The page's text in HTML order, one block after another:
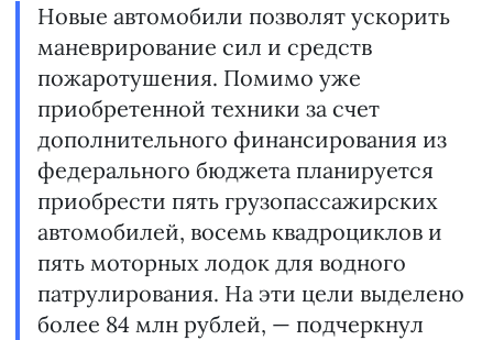
Новые автомобили позволят ускорить
маневрирование сил и средств
пожаротушения. Помимо уже
приобретенной техники за счет
дополнительного финансирования из
федерального бюджета планируется
приобрести пять грузопассажирских
автомобилей, восемь квадроциклов и
пять моторных лодок для водного
патрулирования. На эти цели выделено
более 84 млн рублей, — подчеркнул